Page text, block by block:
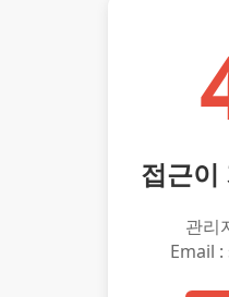
접근이
관리
Email